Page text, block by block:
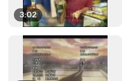
3:02